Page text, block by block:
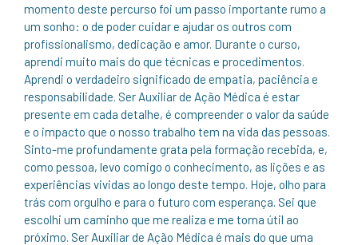
momento deste percurso foi um passo importante rumo a
um sonho: o de poder cuidar e ajudar os outros com
profissionalismo, dedicação e amor. Durante o curso,
aprendi muito mais do que técnicas e procedimentos.
Aprendi o verdadeiro significado de empatia, paciência e
responsabilidade. Ser Auxiliar de Ação Médica é estar
presente em cada detalhe, é compreender o valor da saúde
e o impacto que o nosso trabalho tem na vida das pessoas.
Sinto-me profundamente grata pela formação recebida, e,
como pessoa, levo comigo o conhecimento, as lições e as
experiências vividas ao longo deste tempo. Hoje, olho para
trás com orgulho e para o futuro com esperança. Sei que
escolhi um caminho que me realiza e me torna útil ao
próximo. Ser Auxiliar de Ação Médica é mais do que uma